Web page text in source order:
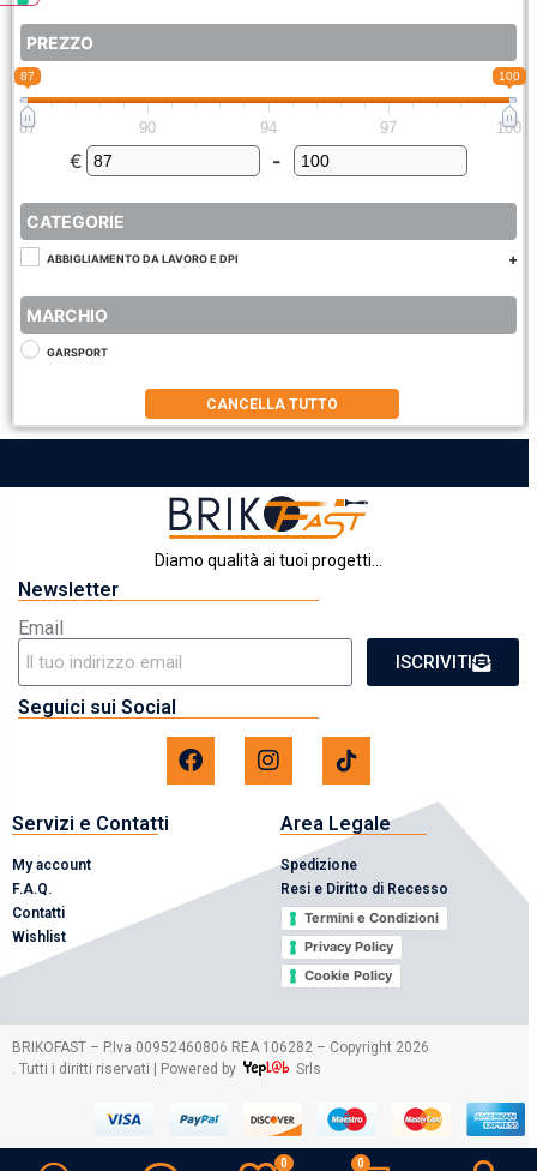
PREZZO
87 100
87 90 94 97 100
€ Minimum Price
-
Maximum Price
CATEGORIE
ABBIGLIAMENTO DA LAVORO E DPI
MARCHIO
GARSPORT
CANCELLA TUTTO
Diamo qualità ai tuoi progetti...
Newsletter
Email
ISCRIVITI
Seguici sui Social
Servizi e Contatti
My account
F.A.Q.
Contatti
Wishlist
Area Legale
Spedizione
Resi e Diritto di Recesso
Termini e Condizioni
Privacy Policy
Cookie Policy
BRIKOFAST – P.Iva 00952460806 REA 106282 – Copyright 2026
. Tutti i diritti riservati | Powered by
Srls
0 0